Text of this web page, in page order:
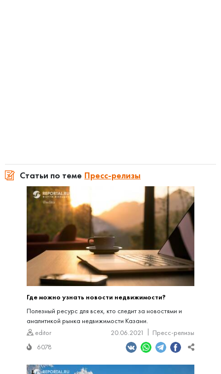
Статьи по теме Пресс-релизы
Где можно узнать новости недвижимости?
Полезный ресурс для всех, кто следит за новостями и
аналитикой рынка недвижимости Казани.
editor
20.06.2021
Пресс-релизы
6078